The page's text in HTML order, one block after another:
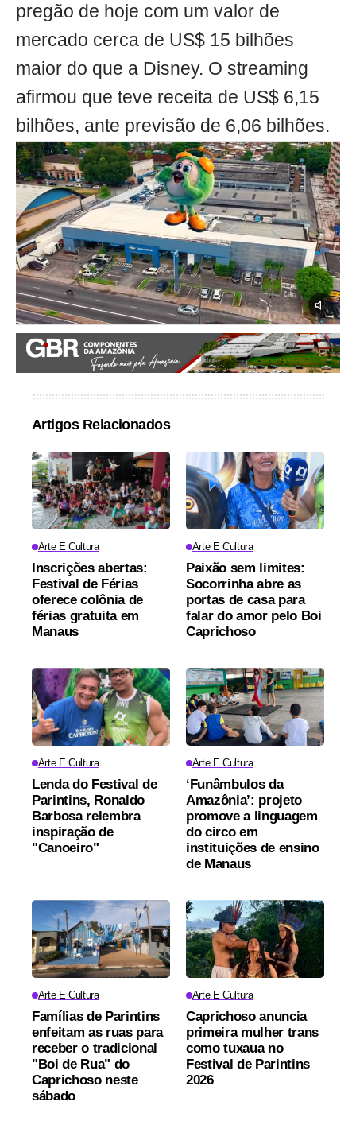
pregão de hoje com um valor de
mercado cerca de US$ 15 bilhões
maior do que a Disney. O streaming
afirmou que teve receita de US$ 6,15
bilhões, ante previsão de 6,06 bilhões.
Artigos Relacionados
Arte E Cultura
Inscrições abertas:
Festival de Férias
oferece colônia de
férias gratuita em
Manaus
Arte E Cultura
Paixão sem limites:
Socorrinha abre as
portas de casa para
falar do amor pelo Boi
Caprichoso
Arte E Cultura
Lenda do Festival de
Parintins, Ronaldo
Barbosa relembra
inspiração de
"Canoeiro"
Arte E Cultura
‘Funâmbulos da
Amazônia’: projeto
promove a linguagem
do circo em
instituições de ensino
de Manaus
Arte E Cultura
Famílias de Parintins
enfeitam as ruas para
receber o tradicional
"Boi de Rua" do
Caprichoso neste
sábado
Arte E Cultura
Caprichoso anuncia
primeira mulher trans
como tuxaua no
Festival de Parintins
2026